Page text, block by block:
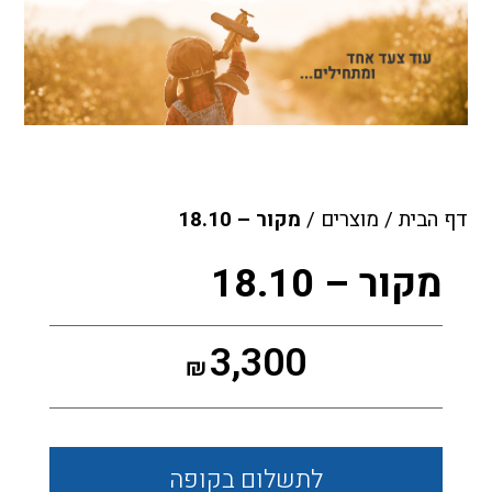
דף הבית / מוצרים / מקור – 18.10
מקור – 18.10
₪3,300
לתשלום בקופה